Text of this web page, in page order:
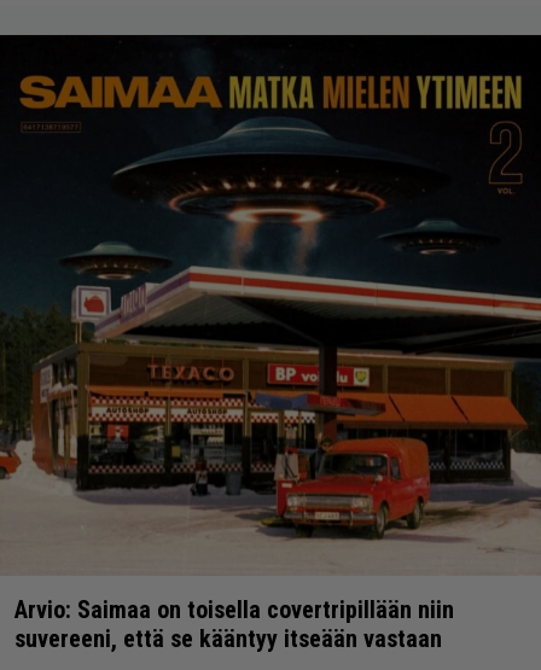
Arvio: Saimaa on toisella covertripillään niin
suvereeni, että se kääntyy itseään vastaan